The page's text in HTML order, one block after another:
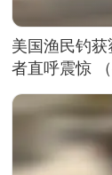
美国渔民钓
者直呼震惊